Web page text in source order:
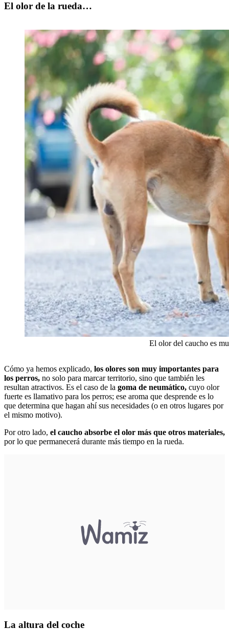
El olor de la rueda…
El olor del caucho es
Cómo ya hemos explicado, los olores son muy importantes para
los perros, no solo para marcar territorio, sino que también les
resultan atractivos. Es el caso de la goma de neumático, cuyo olor
fuerte es llamativo para los perros; ese aroma que desprende es lo
que determina que hagan ahí sus necesidades (o en otros lugares por
el mismo motivo).
Por otro lado, el caucho absorbe el olor más que otros materiales,
por lo que permanecerá durante más tiempo en la rueda.
La altura del coche